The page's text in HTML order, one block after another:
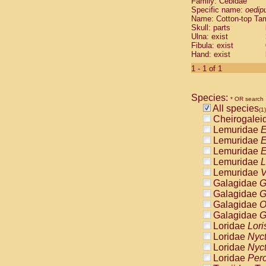
Cebidae
Cebidae
Cebidae
Cebidae
Cebidae
Cebidae
Cebidae
Cebidae
Cebidae
Cebidae
Cebidae
Cebidae
Atelidae
Atelidae
Atelidae
Atelidae
Atelidae
Atelidae
Atelidae
Atelidae
Atelidae
Atelidae
Pitheciidae
Specific name:
Name: Cotton-top
Skull: parts
Ulna: exist
Fibula: exist
Hand: exist
1 - 1 of 1
Species: * OR search
All species(1)
Lemuridae
Lemuridae
Lemuridae
Lemuridae
Lemuridae
Galagidae
Galagidae
Galagidae
Galagidae
Loridae
Loridae
Loridae
Loridae